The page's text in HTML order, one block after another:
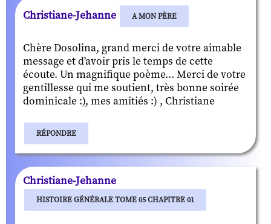
Christiane-Jehanne A MON PÈRE
Chère Dosolina, grand merci de votre aimable
message et d'avoir pris le temps de cette
écoute. Un magnifique poème... Merci de votre
gentillesse qui me soutient, très bonne soirée
dominicale :), mes amitiés :) , Christiane
RÉPONDRE
Christiane-Jehanne
HISTOIRE GÉNÉRALE TOME 05 CHAPITRE 01